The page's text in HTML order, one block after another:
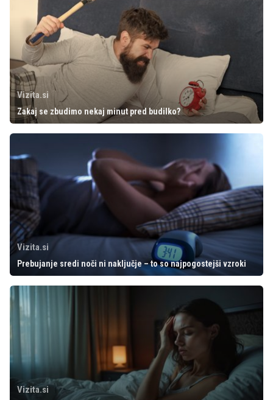
Vizita.si
Zakaj se zbudimo nekaj minut pred budilko?
Vizita.si
Prebujanje sredi noči ni naključje – to so najpogostejši vzroki
Vizita.si